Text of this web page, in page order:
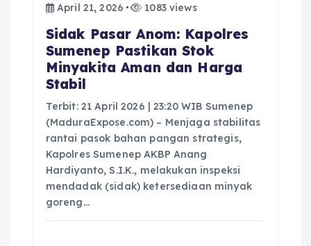
April 21, 2026
1083 views
Sidak Pasar Anom: Kapolres
Sumenep Pastikan Stok
Minyakita Aman dan Harga
Stabil
Terbit: 21 April 2026 | 23:20 WIB Sumenep
(MaduraExpose.com) – Menjaga stabilitas
rantai pasok bahan pangan strategis,
Kapolres Sumenep AKBP Anang
Hardiyanto, S.I.K., melakukan inspeksi
mendadak (sidak) ketersediaan minyak
goreng…